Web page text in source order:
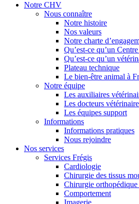
Notre CHV
Nous connaître
Notre histoire
Nos valeurs
Notre charte
Qu’est-ce qu’un
Qu’est-ce qu’un
Plateau technique
Le bien-être animal à
Notre équipe
Les auxiliaires
Les docteurs
Les équipes support
Informations
Informations pratiques
Nous rejoindre
Nos services
Services Frégis
Cardiologie
Chirurgie des tissus
Chirurgie
Comportement
Imagerie